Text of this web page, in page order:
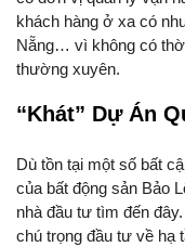
khách hàng ở xa có
Nẵng… vì không có
thường xuyên.
“Khát” Dự Án
Dù tồn tại một số bất
của bất động sản Bảo
nhà đầu tư tìm đến
chú trọng đầu tư về hạ